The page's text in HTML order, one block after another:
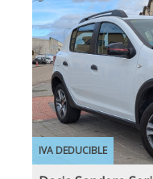
IVA DEDUCIBLE